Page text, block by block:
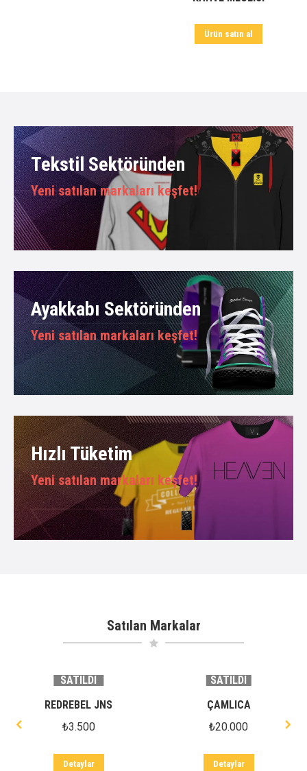
Ürün satın al
Tekstil Sektöründen
Yeni satılan markaları keşfet!
Ayakkabı Sektöründen
Yeni satılan markaları keşfet!
Hızlı Tüketim
Yeni satılan markaları keşfet!
Satılan Markalar
SATILDI
REDREBEL JNS
₺3.500
Detaylar
SATILDI
ÇAMLICA
₺20.000
Detaylar